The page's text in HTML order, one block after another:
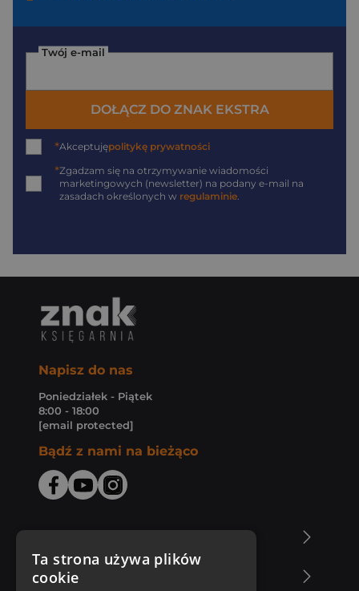
Twój e-mail
DOŁĄCZ DO ZNAK EKSTRA
*Akceptujępolitykę prywatności
*Zgadzam się na otrzymywanie wiadomości
marketingowych (newsletter) na podany e-mail na
zasadach określonych w regulaminie.
Napisz do nas
Poniedziałek - Piątek
8:00 - 18:00
[email protected]
Bądź z nami na bieżąco
Zakupy u nas
Ta strona używa plików
cookie